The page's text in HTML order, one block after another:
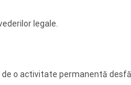
legale.
o activitate permanentă